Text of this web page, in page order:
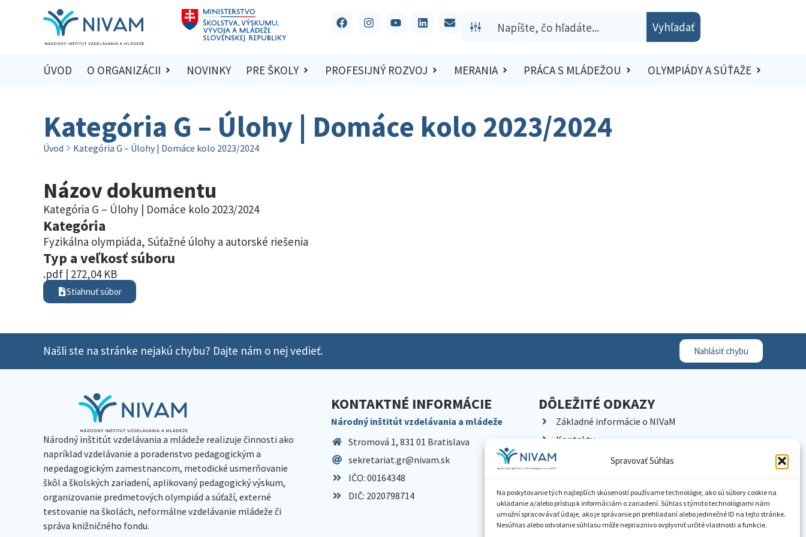
Spravovať Súhlas
Na poskytovanie tých najlepších skúseností používame technológie, ako sú súbory cookie na
ukladanie a/alebo prístup k informáciám o zariadení. Súhlas s týmito technológiami nám
umožní spracovávať údaje, ako je správanie pri prehliadaní alebo jedinečné ID na tejto stránke.
Nesúhlas alebo odvolanie súhlasu môže nepriaznivo ovplyvniť určité vlastnosti a funkcie.
Vyhľadať
ÚVOD O ORGANIZÁCII NOVINKY PRE ŠKOLY PROFESIJNÝ ROZVOJ MERANIA PRÁCA S MLÁDEŽOU OLYMPIÁDY A SÚŤAŽE
Kategória G – Úlohy | Domáce kolo 2023/2024
Úvod Kategória G – Úlohy | Domáce kolo 2023/2024
Názov dokumentu
Kategória G – Úlohy | Domáce kolo 2023/2024
Kategória
Fyzikálna olympiáda, Súťažné úlohy a autorské riešenia
Typ a veľkosť súboru
.pdf | 272,04 KB
Stiahnuť súbor
Našli ste na stránke nejakú chybu? Dajte nám o nej vedieť. Nahlásiť chybu
Národný inštitút vzdelávania a mládeže realizuje činnosti ako
napríklad vzdelávanie a poradenstvo pedagogickým a
nepedagogickým zamestnancom, metodické usmerňovanie
škôl a školských zariadení, aplikovaný pedagogický výskum,
organizovanie predmetových olympiád a súťaží, externé
testovanie na školách, neformálne vzdelávanie mládeže či
správa knižničného fondu.
KONTAKTNÉ INFORMÁCIE
Národný inštitút vzdelávania a mládeže
Stromová 1, 831 01 Bratislava
sekretariat.gr@nivam.sk
IČO: 00164348
DIČ: 2020798714
DÔLEŽITÉ ODKAZY
Základné informácie o NIVaM
Kontakty
Kariéra
Pracoviská NIVaM
Dokumenty inštitúcie
Knižnica